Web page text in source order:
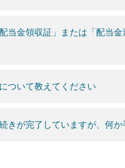
当金領収証」または「配当
ついて教えてください
きが完了していますが、何